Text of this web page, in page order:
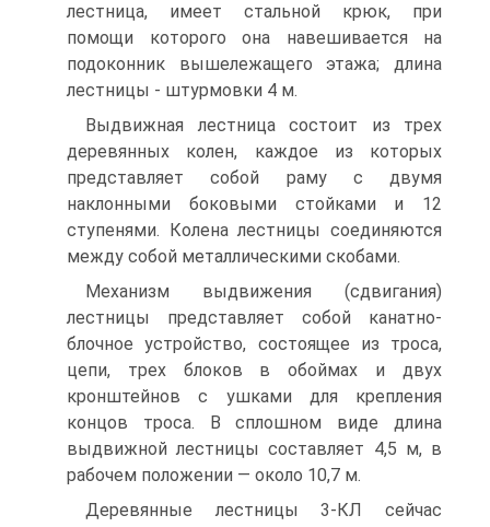
лестница, имеет стальной крюк, при
помощи которого она навешивается на
подоконник вышележащего этажа; длина
лестницы - штурмовки 4 м.
Выдвижная лестница состоит из трех
деревянных колен, каждое из которых
представляет собой раму с двумя
наклонными боковыми стойками и 12
ступенями. Колена лестницы соединяются
между собой металлическими скобами.
Механизм выдвижения (сдвигания)
лестницы представляет собой канатно-
блочное устройство, состоящее из троса,
цепи, трех блоков в обоймах и двух
кронштейнов с ушками для крепления
концов троса. В сплошном виде длина
выдвижной лестницы составляет 4,5 м, в
рабочем положении — около 10,7 м.
Деревянные лестницы 3-КЛ сейчас